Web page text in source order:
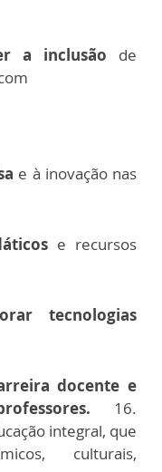
a inclusão de
e à inovação nas
e recursos
tecnologias
docente e
16.
integral, que
culturais,